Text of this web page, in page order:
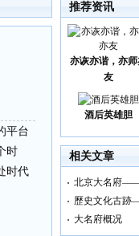
平台
时
时代
推荐资讯
亦诙亦谐，亦师
友
酒后英雄胆
相关文章
北京大名府——
歷史文化古跡
大名府概况